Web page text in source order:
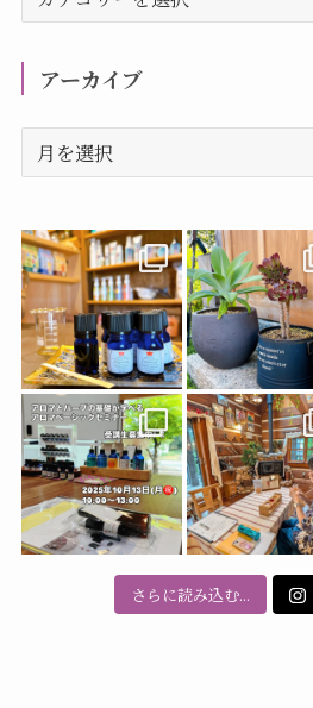
テ
ー
アーカイブ
ー
イ
ブ
さらに読み込む...